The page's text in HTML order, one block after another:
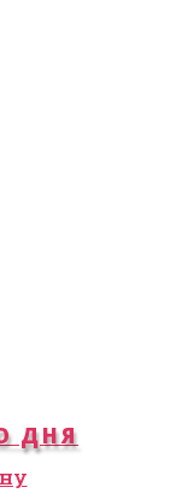
ДНЯ